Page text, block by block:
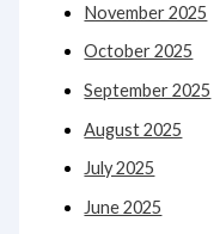
November 2025
October 2025
September 2025
August 2025
July 2025
June 2025